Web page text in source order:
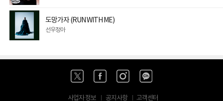
도망가자 (RUN WITH ME)
선우정아
사업자 정보 공지사항 고객센터